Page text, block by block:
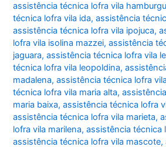
assistência técnica lofra vila
técnica lofra vila ida,assistência
assistência técnica lofra vila ipojuca,
lofra vila isolina mazzei,assistência
jaguara,assistência técnica lofra vila
técnica lofra vila leopoldina,
madalena,assistência técnica lofra
técnica lofra vila maria alta,
maria baixa,assistência técnica lofra
assistência técnica lofra vila marieta,
lofra vila marilena,assistência técnica
assistência técnica lofra vila mascote,